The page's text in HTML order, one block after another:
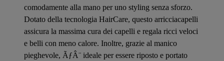
comodamente alla mano per uno styling senza sforzo.
Dotato della tecnologia HairCare, questo arricciacapelli
assicura la massima cura dei capelli e regala ricci veloci
e belli con meno calore. Inoltre, grazie al manico
pieghevole, ÃƒÂ¨ ideale per essere riposto e portato